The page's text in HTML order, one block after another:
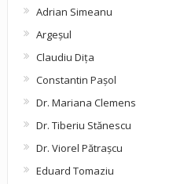
Adrian Simeanu
Argeşul
Claudiu Diţa
Constantin Pașol
Dr. Mariana Clemens
Dr. Tiberiu Stănescu
Dr. Viorel Pătraşcu
Eduard Tomaziu